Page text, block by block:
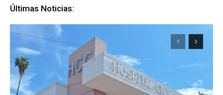
Últimas Noticias: